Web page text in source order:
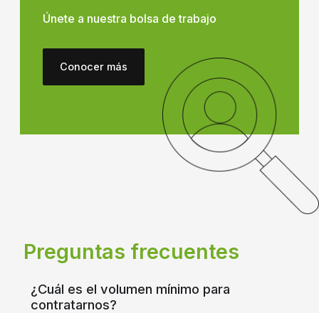
Únete a nuestra bolsa de trabajo
Conocer más
Preguntas frecuentes
¿Cuál es el volumen mínimo para
contratarnos?